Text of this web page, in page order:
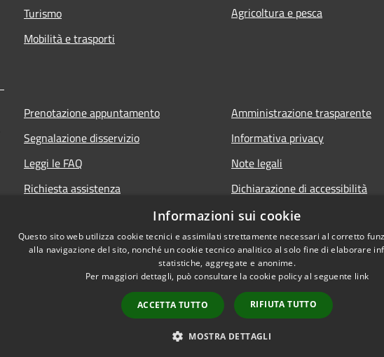
Turismo
Mobilità e trasporti
Agricoltura e pesca
Prenotazione appuntamento
Segnalazione disservizio
Leggi le FAQ
Richiesta assistenza
Amministrazione trasparente
Informativa privacy
Note legali
Dichiarazione di accessibilità
Piano di miglioramento del sito
Copyright © 2026 • Comune
Informazioni sui cookie
Questo sito web utilizza cookie tecnici e assimilati strettamente necessari al corretto
alla navigazione del sito, nonché un cookie tecnico analitico al solo fine di elaborare
statistiche, aggregate e anonime.
Per maggiori dettagli, può consultare la cookie policy al seguente link
ACCETTA TUTTO RIFIUTA TUTTO
MOSTRA DETTAGLI